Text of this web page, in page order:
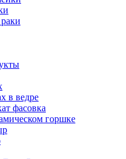
в ведре
фасовка
горшке